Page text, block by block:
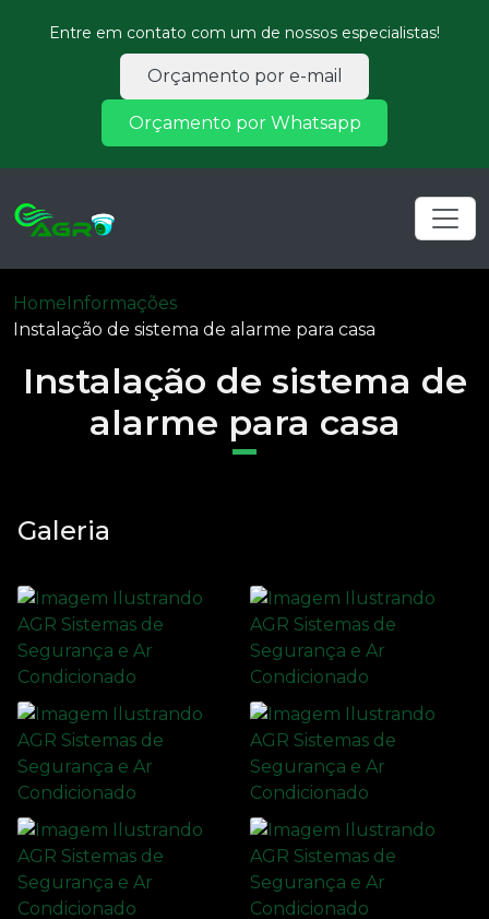
Entre em contato com um de nossos especialistas!
Orçamento por e-mail
Orçamento por Whatsapp
HomeInformações
Instalação de sistema de alarme para casa
Instalação de sistema de
alarme para casa
Galeria